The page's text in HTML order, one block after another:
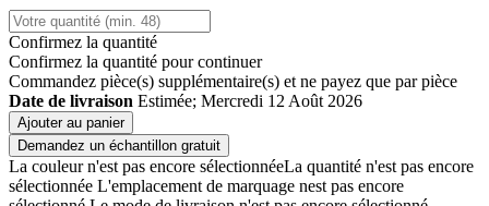
Confirmez la quantité
Confirmez la quantité pour continuer
Commandez pièce(s) supplémentaire(s) et ne payez que par pièce
Date de livraison Estimée; Mercredi 12 Août 2026
Ajouter au panier
Demandez un échantillon gratuit
La couleur n'est pas encore sélectionnéeLa quantité n'est pas encore
sélectionnée L'emplacement de marquage nest pas encore